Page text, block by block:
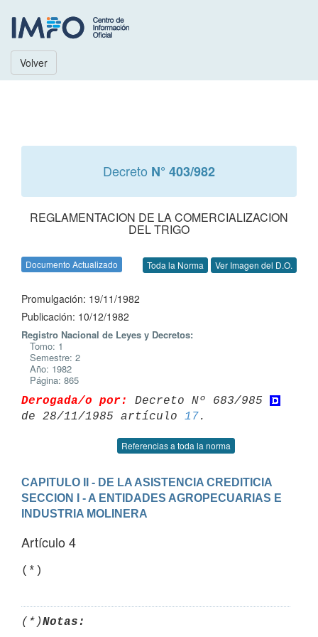
Volver
Decreto N° 403/982
REGLAMENTACION DE LA COMERCIALIZACION
DEL TRIGO
Documento Actualizado Toda la Norma Ver Imagen del D.O.
Promulgación: 19/11/1982
Publicación: 10/12/1982
Registro Nacional de Leyes y Decretos:
Tomo: 1
Semestre: 2
Año: 1982
Página: 865
Derogada/o por:
Decreto Nº 683/985
de 28/11/1985 artículo 17
Referencias a toda la norma
CAPITULO II - DE LA ASISTENCIA CREDITICIA
SECCION I - A ENTIDADES AGROPECUARIAS E
INDUSTRIA MOLINERA
Artículo 4
(*)Notas: